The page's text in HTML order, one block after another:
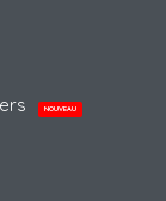
NOUVEAU